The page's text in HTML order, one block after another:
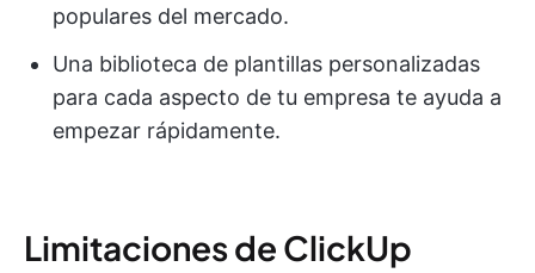
populares del mercado.
Una biblioteca de plantillas personalizadas
para cada aspecto de tu empresa te ayuda a
empezar rápidamente.
Limitaciones de ClickUp